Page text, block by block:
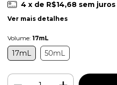
4 x de R$14,68 sem juros
Ver mais detalhes
Volume: 17mL
17mL 50mL